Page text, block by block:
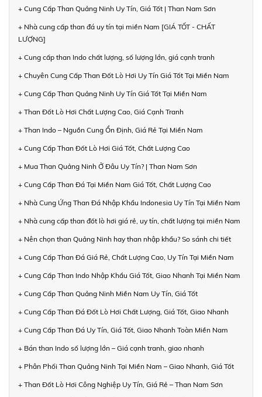
+ Cung Cấp Than Quảng Ninh Uy Tín, Giá Tốt | Than Nam Sơn
+ Nhà cung cấp than đá uy tín tại miền Nam [GIÁ TỐT - CHẤT
LƯỢNG]
+ Cung cấp than Indo chất lượng, số lượng lớn, giá cạnh tranh
+ Chuyên Cung Cấp Than Đốt Lò Hơi Uy Tín Giá Tốt Tại Miền Nam
+ Cung Cấp Than Quảng Ninh Uy Tín Giá Tốt Tại Miền Nam
+ Than Đốt Lò Hơi Chất Lượng Cao, Giá Cạnh Tranh
+ Than Indo – Nguồn Cung Ổn Định, Giá Rẻ Tại Miền Nam
+ Cung Cấp Than Đốt Lò Hơi Giá Tốt, Chất Lượng Cao
+ Mua Than Quảng Ninh Ở Đâu Uy Tín? | Than Nam Sơn
+ Cung Cấp Than Đá Tại Miền Nam Giá Tốt, Chất Lượng Cao
+ Nhà Cung Ứng Than Đá Nhập Khẩu Indonesia Uy Tín Tại Miền Nam
+ Nhà cung cấp than đốt lò hơi giá rẻ, uy tín, chất lượng tại miền Nam
+ Nên chọn than Quảng Ninh hay than nhập khẩu? So sánh chi tiết
+ Cung Cấp Than Đá Giá Rẻ, Chất Lượng Cao, Uy Tín Tại Miền Nam
+ Cung Cấp Than Indo Nhập Khẩu Giá Tốt, Giao Nhanh Tại Miền Nam
+ Cung Cấp Than Quảng Ninh Miền Nam Uy Tín, Giá Tốt
+ Cung Cấp Than Đá Đốt Lò Hơi Chất Lượng, Giá Tốt, Giao Nhanh
+ Cung Cấp Than Đá Uy Tín, Giá Tốt, Giao Nhanh Toàn Miền Nam
+ Bán than Indo số lượng lớn – Giá cạnh tranh, giao nhanh
+ Phân Phối Than Quảng Ninh Tại Miền Nam – Giao Nhanh, Giá Tốt
+ Than Đốt Lò Hơi Công Nghiệp Uy Tín, Giá Rẻ – Than Nam Sơn